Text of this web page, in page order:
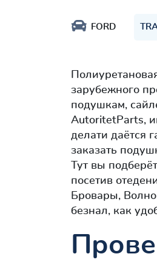
FORD
зарубежного
подушкам,
AutoritetParts,
делати даётся
заказать
Тут вы
посетив
Бровары,
безнал, как